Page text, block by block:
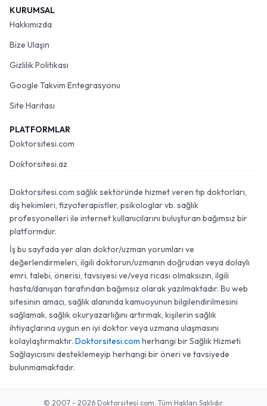
KURUMSAL
Hakkımızda
Bize Ulaşın
Gizlilik Politikası
Google Takvim Entegrasyonu
Site Haritası
PLATFORMLAR
Doktorsitesi.com
Doktorsitesi.az
Doktorsitesi.com sağlık sektöründe hizmet veren tıp doktorları,
diş hekimleri, fizyoterapistler, psikologlar vb. sağlık
profesyonelleri ile internet kullanıcılarını buluşturan bağımsız bir
platformdur.
İş bu sayfada yer alan doktor/uzman yorumları ve
değerlendirmeleri, ilgili doktorun/uzmanın doğrudan veya dolaylı
emri, talebi, önerisi, tavsiyesi ve/veya ricası olmaksızın, ilgili
hasta/danışan tarafından bağımsız olarak yazılmaktadır. Bu web
sitesinin amacı, sağlık alanında kamuoyunun bilgilendirilmesini
sağlamak, sağlık okuryazarlığını artırmak, kişilerin sağlık
ihtiyaçlarına uygun en iyi doktor veya uzmana ulaşmasını
kolaylaştırmaktır. Doktorsitesi.com herhangi bir Sağlık Hizmeti
Sağlayıcısını desteklemeyip herhangi bir öneri ve tavsiyede
bulunmamaktadır.
© 2007 - 2026 Doktorsitesi.com. Tüm Hakları Saklıdır.